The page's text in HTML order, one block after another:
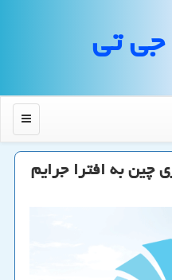
جی تی
منو
چین به افترا جرایم